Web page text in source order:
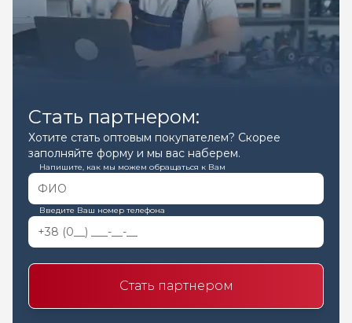
Стать партнером:
Хотите стать оптовым покупателем? Скорее
заполняйте форму и мы вас наберем.
Напишите, как мы можем обращаться к Вам
Введите Ваш номер телефона
Стать партнером